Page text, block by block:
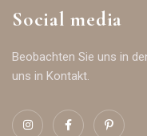
Social media
Beobachten Sie uns in
uns in Kontakt.